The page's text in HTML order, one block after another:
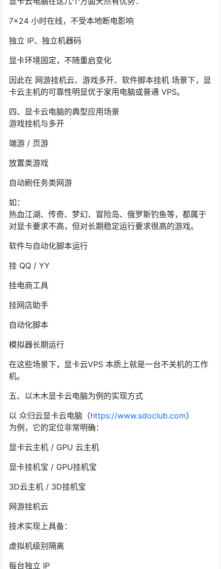
7×24 小时在线，不受本地断电影响
独立 IP、独立机器码
显卡环境固定，不随重启变化
因此在 网游挂机云、游戏多开、软件脚本挂机 场景下，显
卡云主机的可靠性明显优于家用电脑或普通 VPS。
四、显卡云电脑的典型应用场景
游戏挂机与多开
端游 / 页游
放置类游戏
自动刷任务类网游
如：
热血江湖、传奇、梦幻、冒险岛、俄罗斯钓鱼等，都属于
对显卡要求不高，但对长期稳定运行要求很高的游戏。
软件与自动化脚本运行
挂 QQ / YY
挂电商工具
挂网店助手
自动化脚本
模拟器长期运行
在这些场景下，显卡云VPS 本质上就是一台不关机的工作
机。
五、以木木显卡云电脑为例的实现方式
以 众归云显卡云电脑（https://www.sdoclub.com）
为例，它的定位非常明确：
显卡云主机 / GPU 云主机
显卡挂机宝 / GPU挂机宝
3D云主机 / 3D挂机宝
网游挂机云
技术实现上具备：
虚拟机级别隔离
每台独立 IP